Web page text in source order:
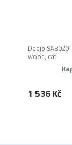
Deejo 9AB020
wood, cat
1 536 Kč